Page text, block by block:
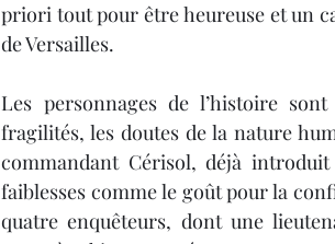
priori tout pour être heureuse et un
de Versailles.
Les personnages de l’histoire
fragilités, les doutes de la nature
commandant Cérisol, déjà
faiblesses comme le goût pour la
quatre enquêteurs, dont une